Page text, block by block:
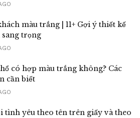
màu trắng | 11+ Gợi ý thiết kế
trọng
có hợp màu trắng không? Các
cần biết
tình yêu theo tên trên giấy và theo